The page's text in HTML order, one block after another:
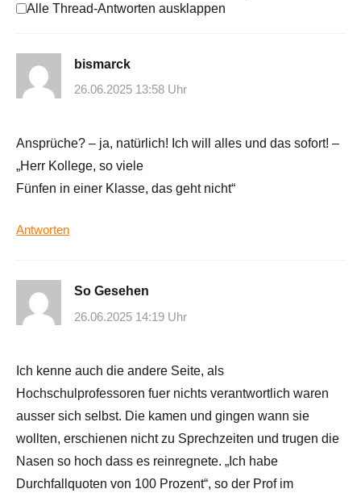
Alle Thread-Antworten ausklappen
bismarck
26.06.2025 13:58 Uhr
Ansprüche? – ja, natürlich! Ich will alles und das sofort! –
„Herr Kollege, so viele
Fünfen in einer Klasse, das geht nicht“
Antworten
So Gesehen
26.06.2025 14:19 Uhr
Ich kenne auch die andere Seite, als
Hochschulprofessoren fuer nichts verantwortlich waren
ausser sich selbst. Die kamen und gingen wann sie
wollten, erschienen nicht zu Sprechzeiten und trugen die
Nasen so hoch dass es reinregnete. „Ich habe
Durchfallquoten von 100 Prozent“, so der Prof im